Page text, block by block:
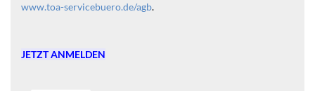
www.toa-servicebuero.de/agb.
JETZT ANMELDEN